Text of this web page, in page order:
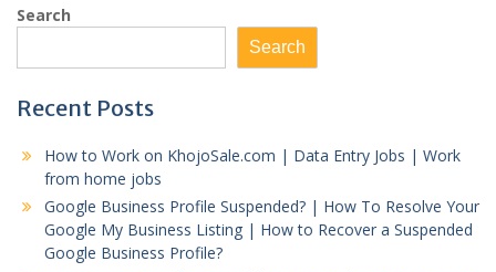
Search
Search
Recent Posts
How to Work on KhojoSale.com | Data Entry Jobs | Work
from home jobs
Google Business Profile Suspended? | How To Resolve Your
Google My Business Listing | How to Recover a Suspended
Google Business Profile?